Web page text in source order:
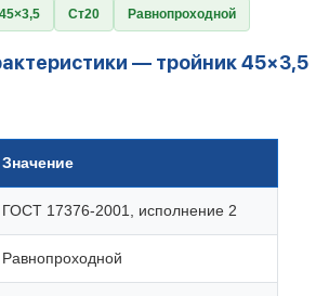
Ст20 Равнопроходной
— тройник 45×3,5
Значение
ГОСТ 17376-2001, исполнение 2
Равнопроходной